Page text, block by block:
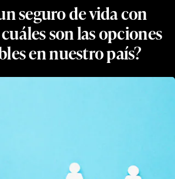
seguro de vida con
son las opciones
en nuestro país?